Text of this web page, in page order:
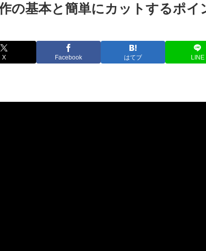
の基本と簡単にカットするポイ
X Facebook はてブ LINE